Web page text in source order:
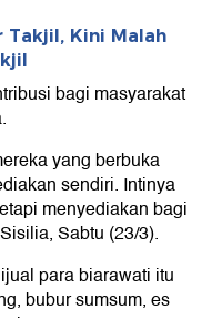
Takjil, Kini Malah
bagi masyarakat
yang berbuka
sendiri. Intinya
menyediakan bagi
Sabtu (23/3).
para biarawati itu
bubur sumsum, es